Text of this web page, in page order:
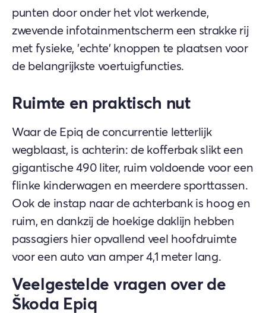
punten door onder het vlot werkende,
zwevende infotainmentscherm een strakke rij
met fysieke, 'echte' knoppen te plaatsen voor
de belangrijkste voertuigfuncties.
Ruimte en praktisch nut
Waar de Epiq de concurrentie letterlijk
wegblaast, is achterin: de kofferbak slikt een
gigantische 490 liter, ruim voldoende voor een
flinke kinderwagen en meerdere sporttassen.
Ook de instap naar de achterbank is hoog en
ruim, en dankzij de hoekige daklijn hebben
passagiers hier opvallend veel hoofdruimte
voor een auto van amper 4,1 meter lang.
Veelgestelde vragen over de
Škoda Epiq